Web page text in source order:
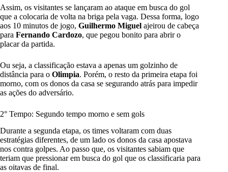
Assim, os visitantes se lançaram ao ataque em busca do gol
que a colocaria de volta na briga pela vaga. Dessa forma, logo
aos 10 minutos de jogo, Guilhermo Miguel ajeirou de cabeça
para Fernando Cardozo, que pegou bonito para abrir o
placar da partida.
Ou seja, a classificação estava a apenas um golzinho de
distância para o Olimpia. Porém, o resto da primeira etapa foi
morno, com os donos da casa se segurando atrás para impedir
as ações do adversário.
2° Tempo: Segundo tempo morno e sem gols
Durante a segunda etapa, os times voltaram com duas
estratégias diferentes, de um lado os donos da casa apostava
nos contra golpes. Ao passo que, os visitantes sabiam que
teriam que pressionar em busca do gol que os classificaria para
as oitavas de final.